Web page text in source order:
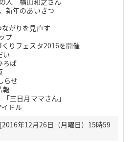
新年のあいさつ
りを見直す
プ
ェスタ2016を開催
い
ろば
らせ
報
日月ママさん」
ル
年12月26日（月曜日）15時59